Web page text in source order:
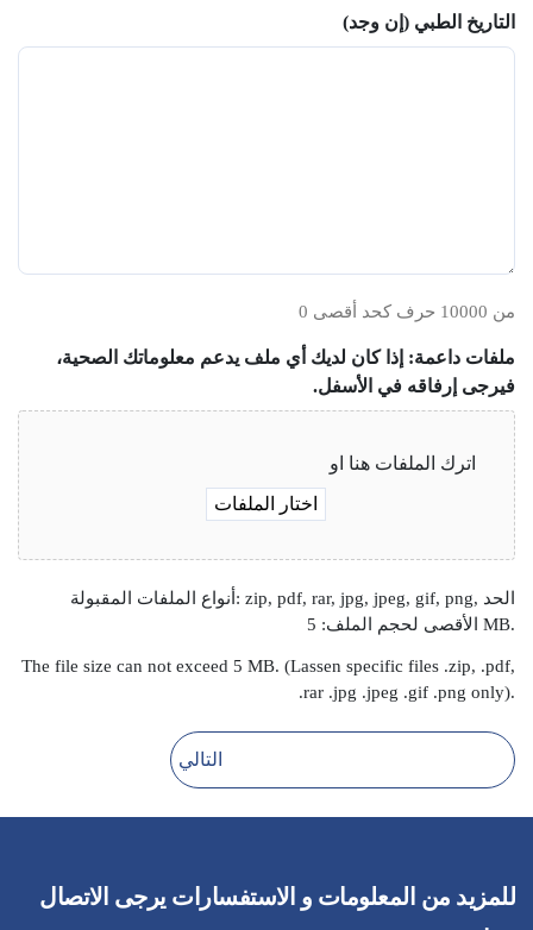
التاريخ الطبي (إن وجد)
0 من 10000 حرف كحد أقصى
ملفات داعمة: إذا كان لديك أي ملف يدعم معلوماتك الصحية،
فيرجى إرفاقه في الأسفل.
اترك الملفات هنا او
اختار الملفات
أنواع الملفات المقبولة: zip, pdf, rar, jpg, jpeg, gif, png, الحد
الأقصى لحجم الملف: 5 MB.
The file size can not exceed 5 MB. (Lassen specific files .zip, .pdf,
.rar .jpg .jpeg .gif .png only).
للمزيد من المعلومات و الاستفسارات يرجى الاتصال